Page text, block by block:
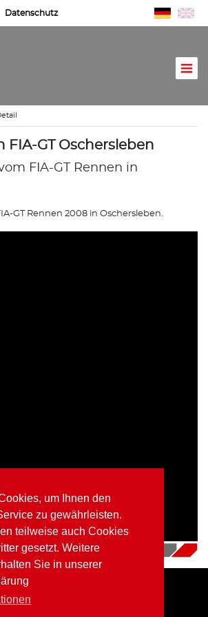
um Ihnen den
zu gewährleisten.
teilweise auch Cookies
gesetzt. Weitere
Sie in unserer
Datenschutz
FIA-GT Oschersleben
FIA-GT Rennen in
GT Rennen 2008 in Oschersleben.
16.07.2018
Impressum